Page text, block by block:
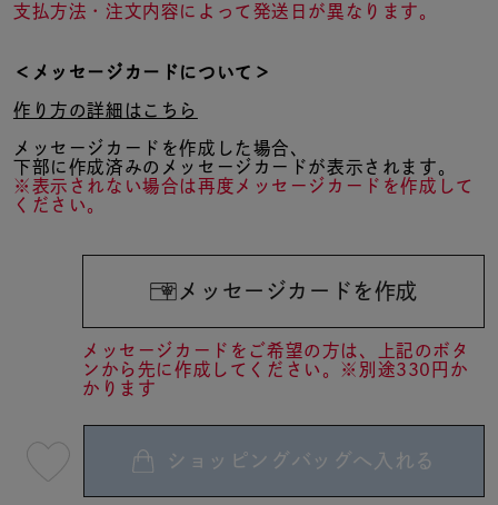
支払方法・注文内容によって発送日が異なります。
＜メッセージカードについて＞
作り方の詳細はこちら
メッセージカードを作成した場合、
下部に作成済みのメッセージカードが表示されます。
※表示されない場合は再度メッセージカードを作成して
ください。
メッセージカードを作成
メッセージカードをご希望の方は、上記のボタ
ンから先に作成してください。※別途330円か
かります
08
ショッピングバッグへ入れる